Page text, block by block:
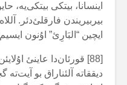
اینسانا، بیتکی بیتکی‌یە،
بیربیریندن فارقلئ‌دئر.
ایچین “البَارِئ” اۇنون
[88] قورئان‌دا عاینئ
دیققاتە آلئناراق بو